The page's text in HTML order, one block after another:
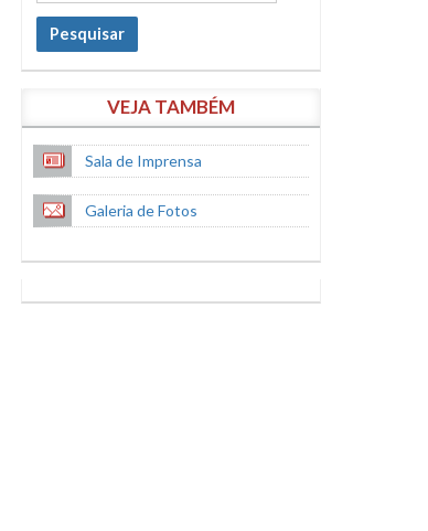
Pesquisar
VEJA TAMBÉM
Sala de Imprensa
Galeria de Fotos